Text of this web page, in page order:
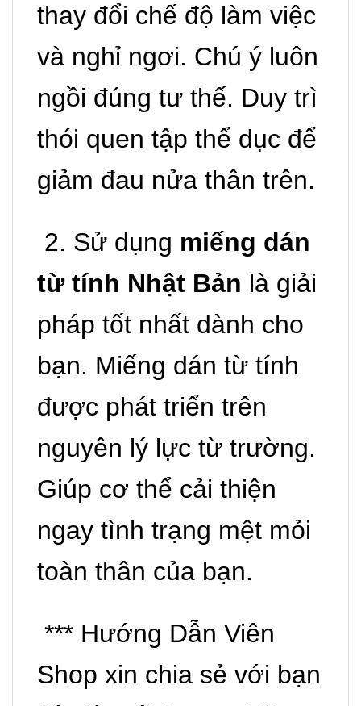
thay đổi chế độ làm việc
và nghỉ ngơi. Chú ý luôn
ngồi đúng tư thế. Duy trì
thói quen tập thể dục để
giảm đau nửa thân trên.
2. Sử dụng miếng dán
từ tính Nhật Bản là giải
pháp tốt nhất dành cho
bạn. Miếng dán từ tính
được phát triển trên
nguyên lý lực từ trường.
Giúp cơ thể cải thiện
ngay tình trạng mệt mỏi
toàn thân của bạn.
*** Hướng Dẫn Viên
Shop xin chia sẻ với bạn